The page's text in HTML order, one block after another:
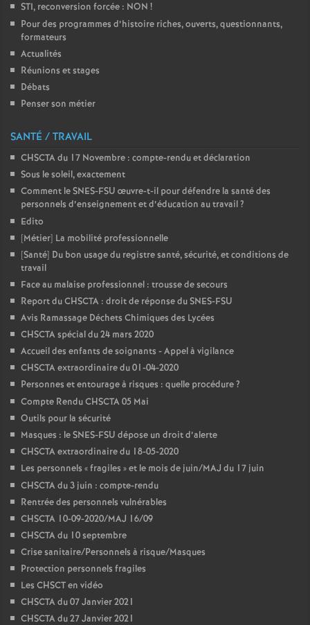
STI, reconversion forcée : NON !
Pour des programmes d’histoire riches, ouverts, questionnants,
formateurs
Actualités
Réunions et stages
Débats
Penser son métier
SANTÉ / TRAVAIL
CHSCTA du 17 Novembre : compte-rendu et déclaration
Sous le soleil, exactement
Comment le SNES-FSU œuvre-t-il pour défendre la santé des
personnels d’enseignement et d’éducation au travail?
Edito
[Métier] La mobilité professionnelle
[Santé] Du bon usage du registre santé, sécurité, et conditions de
travail
Face au malaise professionnel : trousse de secours
Report du CHSCTA : droit de réponse du SNES-FSU
Avis Ramassage Déchets Chimiques des Lycées
CHSCTA spécial du 24 mars 2020
Accueil des enfants de soignants - Appel à vigilance
CHSCTA extraordinaire du 01-04-2020
Personnes et entourage à risques : quelle procédure?
Compte Rendu CHSCTA 05 Mai
Outils pour la sécurité
Masques : le SNES-FSU dépose un droit d’alerte
CHSCTA extraordinaire du 18-05-2020
Les personnels «fragiles » et le mois de juin/MAJ du 17 juin
CHSCTA du 3 juin : compte-rendu
Rentrée des personnels vulnérables
CHSCTA 10-09-2020/MAJ 16/09
CHSCTA du 10 septembre
Crise sanitaire/Personnels à risque/Masques
Protection personnels fragiles
Les CHSCT en vidéo
CHSCTA du 07 Janvier 2021
CHSCTA du 27 Janvier 2021